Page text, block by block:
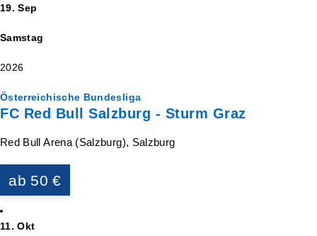
19. Sep
Samstag
2026
Österreichische Bundesliga
FC Red Bull Salzburg - Sturm Graz
Red Bull Arena (Salzburg), Salzburg
ab 50 €
11. Okt